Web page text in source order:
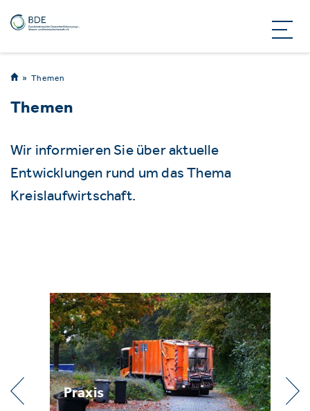
Themen
Themen
Wir informieren Sie über aktuelle
Entwicklungen rund um das Thema
Kreislaufwirtschaft.
Praxis